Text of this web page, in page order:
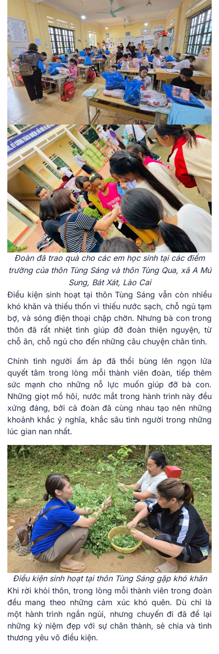
Đoàn đã trao quà cho các em học sinh tại các điểm
trường của thôn Tùng Sáng và thôn Tùng Qua, xã A Mú
Sung, Bát Xát, Lào Cai
Điều kiện sinh hoạt tại thôn Tùng Sáng vẫn còn nhiều
khó khăn và thiếu thốn vì thiếu nước sạch, chỗ ngủ tạm
bợ, và sóng điện thoại chập chờn. Nhưng bà con trong
thôn đã rất nhiệt tình giúp đỡ đoàn thiện nguyện, từ
chỗ ăn, chỗ ngủ cho đến những câu chuyện chân tình.
Chính tình người ấm áp đã thổi bùng lên ngọn lửa
quyết tâm trong lòng mỗi thành viên đoàn, tiếp thêm
sức mạnh cho những nỗ lực muốn giúp đỡ bà con.
Những giọt mồ hôi, nước mắt trong hành trình này đều
xứng đáng, bởi cả đoàn đã cùng nhau tạo nên những
khoảnh khắc ý nghĩa, khắc sâu tình người trong những
lúc gian nan nhất.
Điều kiện sinh hoạt tại thôn Tùng Sáng gặp khó khăn
Khi rời khỏi thôn, trong lòng mỗi thành viên trong đoàn
đều mang theo những cảm xúc khó quên. Dù chỉ là
một hành trình ngắn ngủi, nhưng chuyến đi đã để lại
những kỷ niệm đẹp với sự chân thành, sẻ chia và tình
thương yêu vô điều kiện.